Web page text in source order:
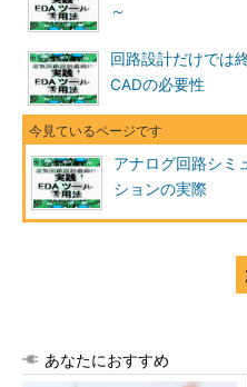
～
回路設計だけでは
CADの必要性
アナログ回路シミ
ションの実際
あなたにおすすめ